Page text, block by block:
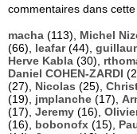
commentaires dans
macha (113), Michel
(66), leafar(44),
Herve Kabla (30),
Daniel COHEN-ZARDI
(27), Nicolas (25),
(19), jmplanche (17),
(17), Jeremy (16),
(16), bobonofx (15),